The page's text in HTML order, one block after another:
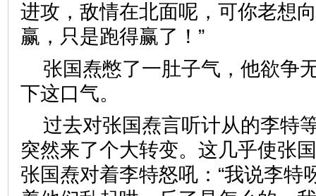
进攻，敌情在北面呢，可你老想
赢，只是跑得赢了！”
张国焘憋了一肚子气，他欲争
下这口气。
过去对张国焘言听计从的李特
突然来了个大转变。这几乎使张
张国焘对着李特怒吼：“我说李特